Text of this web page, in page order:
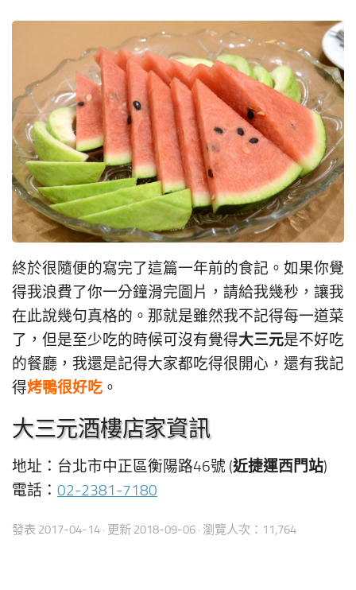
終於很隨便的寫完了這篇一年前的食記。如果你覺
得我浪費了你一分鐘滑完圖片，請給我幾秒，讓我
在此說幾句真格的。那就是雖然我不記得每一道菜
了，但是至少吃的時候可沒有覺得大三元是不好吃
的餐廳，我還是記得大家都吃得很開心，還有我記
得烤鴨很好吃 。
大三元酒樓店家資訊
地址：台北市中正區衡陽路46號 (近捷運西門站)
電話： 02-2381-7180
發表 2017-04-14 · 更新 2018-09-06 · 瀏覽人次：11,764